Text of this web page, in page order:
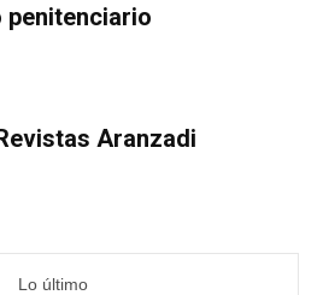
penitenciario
Aranzadi
Lo último